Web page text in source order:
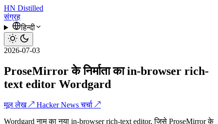
HN Distilled
संग्रह
हिन्दी
2026-07-03
ProseMirror के निर्माता का in-browser rich-
text editor Wordgard
मूल लेख ↗ Hacker News चर्चा ↗
Wordgard नाम का नया in-browser rich-text editor, जिसे ProseMirror के